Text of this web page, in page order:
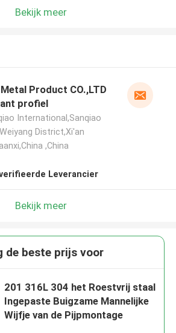
Bekijk meer
Product CO.,LTD
profiel
International,Sanqiao
District,Xi'an
,China
Leverancier
Bekijk meer
de beste prijs voor
201 316L 304 het Roestvrij staal
Ingepaste Buigzame Mannelijke
Wijfje van de Pijpmontage